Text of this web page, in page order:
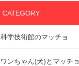
CATEGORY
科学技術館のマッチョ
ワンちゃん(犬)とマッチョ